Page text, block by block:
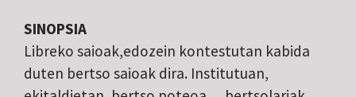
SINOPSIA
Libreko saioak,edozein kontestutan kabida
duten bertso saioak dira. Institutuan,